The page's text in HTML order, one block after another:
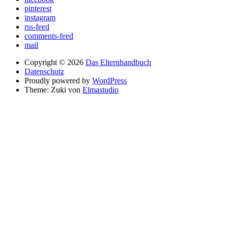
pinterest
instagram
rss-feed
comments-feed
mail
Copyright © 2026 Das Elternhandbuch
Datenschutz
Proudly powered by WordPress
Theme: Zuki von Elmastudio